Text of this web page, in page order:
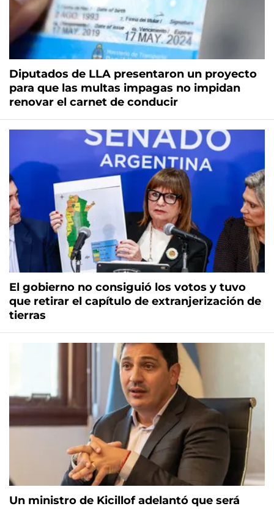
Diputados de LLA presentaron un proyecto
para que las multas impagas no impidan
renovar el carnet de conducir
El gobierno no consiguió los votos y tuvo
que retirar el capítulo de extranjerización de
tierras
Un ministro de Kicillof adelantó que será